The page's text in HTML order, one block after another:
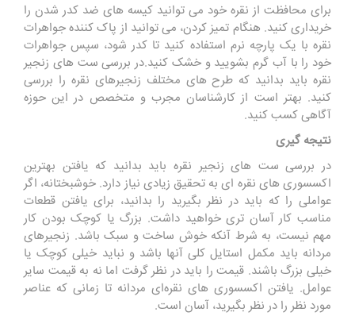
برای محافظت از نقره خود می توانید کیسه های ضد کدر شدن را
خریداری کنید. هنگام تمیز کردن، می توانید از پاک کننده جواهرات
نقره با یک پارچه نرم استفاده کنید تا کدر شود، سپس جواهرات
خود را با آب گرم بشویید و خشک کنید.در بررسی ست های زنجیر
نقره باید بدانید که طرح‌ های مختلف زنجیرهای نقره را بررسی
کنید. بهتر است از کارشناسان مجرب و متخصص در این حوزه
آگاهی کسب کنید.
نتیجه گیری
در بررسی ست های زنجیر نقره باید بدانید که یافتن بهترین
اکسسوری های نقره ای به تحقیق زیادی نیاز دارد. خوشبختانه، اگر
عواملی را که باید در نظر بگیرید را بدانید، برای یافتن قطعات
مناسب کار آسان تری خواهید داشت. بزرگ یا کوچک بودن کار
مهم نیست، به شرط آنکه خوش ساخت و سبک باشد. زنجیرهای
مردانه باید مکمل استایل کلی آنها باشد و نباید خیلی کوچک یا
خیلی بزرگ باشند. قیمت را باید در نظر گرفت اما نه به قیمت سایر
عوامل. یافتن اکسسوری ‌های نقره‌ای مردانه تا زمانی که عناصر
مورد نظر را در نظر بگیرید، آسان است.